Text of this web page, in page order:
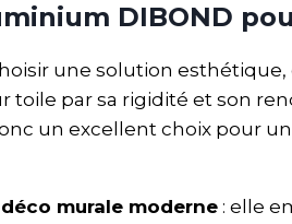
DIBOND
une solution
par sa rigidité et son
un excellent choix pour un
déco murale moderne : elle